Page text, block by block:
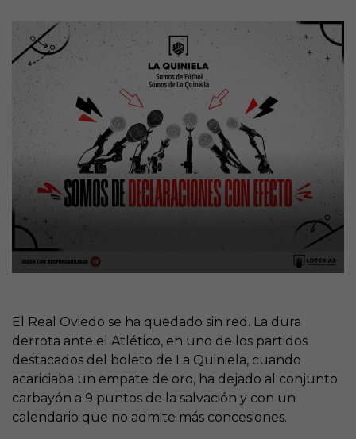
El Real Oviedo se ha quedado sin red. La dura
derrota ante el Atlético, en uno de los partidos
destacados del boleto de La Quiniela, cuando
acariciaba un empate de oro, ha dejado al conjunto
carbayón a 9 puntos de la salvación y con un
calendario que no admite más concesiones.